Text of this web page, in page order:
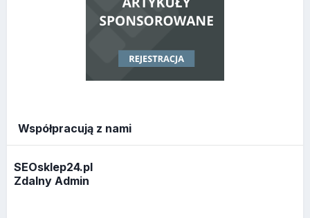
Współpracują z nami
SEOsklep24.pl
Zdalny Admin